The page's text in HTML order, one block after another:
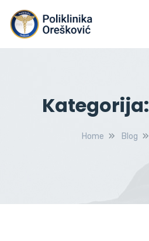
Kategorija:
Home Blog